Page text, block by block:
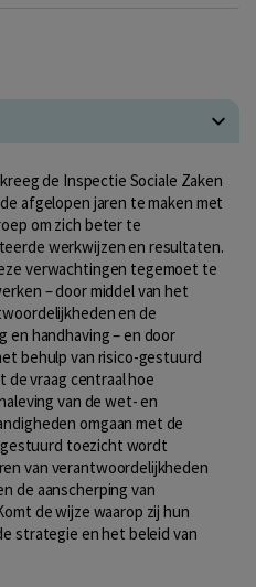
de Inspectie Sociale Zaken
afgelopen jaren te maken met
om zich beter te
werkwijzen en resultaten.
verwachtingen tegemoet te
– door middel van het
en de
en handhaving – en door
behulp van risico-gestuurd
vraag centraal hoe
van de wet- en
omgaan met de
toezicht wordt
van verantwoordelijkheden
de aanscherping van
de wijze waarop zij hun
strategie en het beleid van